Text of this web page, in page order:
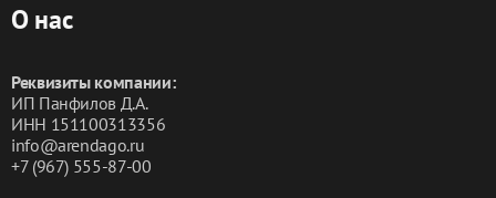
О нас
Реквизиты компании:
ИП Панфилов Д.А.
ИНН 151100313356
info@arendago.ru
+7 (967) 555-87-00